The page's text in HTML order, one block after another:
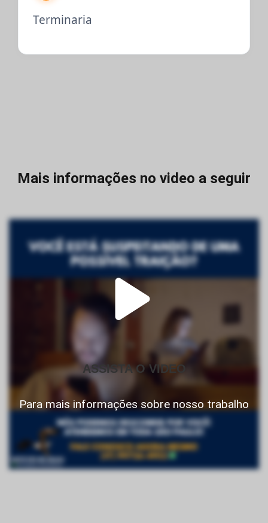
Terminaria
Mais informações no video a seguir
ASSISTA O VIDEO
Para mais informações sobre nosso trabalho